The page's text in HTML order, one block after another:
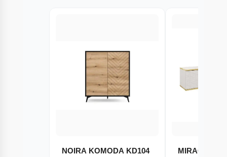
NOIRA KOMODA KD104 MIRAGE